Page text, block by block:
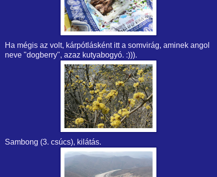
Ha mégis az volt, kárpótlásként itt a somvirág, aminek angol
neve "dogberry", azaz kutyabogyó. :))).
Sambong (3. csúcs), kilátás.